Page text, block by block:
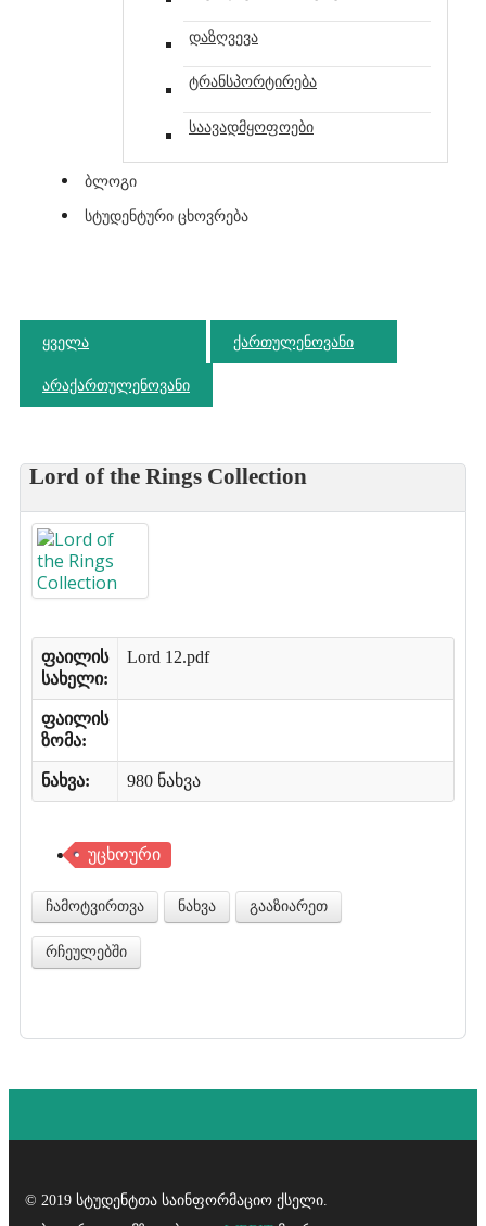
დაზღვევა
ტრანსპორტირება
საავადმყოფოები
ბლოგი
სტუდენტური ცხოვრება
ყველა ქართულენოვანი
არაქართულენოვანი
Lord of the Rings Collection
ფაილის
სახელი:
Lord 12.pdf
ფაილის
ზომა:
ნახვა: 980 ნახვა
უცხოური
ჩამოტვირთვა ნახვა გააზიარეთ
რჩეულებში
© 2019 სტუდენტთა საინფორმაციო ქსელი.